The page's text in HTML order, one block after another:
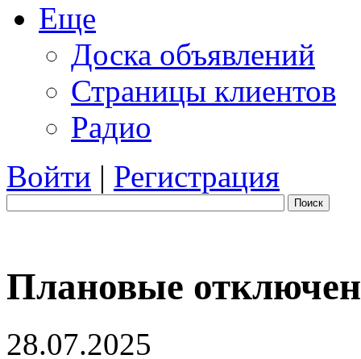
Еще
Доска объявлений
Страницы клиентов
Радио
Войти | Регистрация
Поиск
Плановые
28.07.2025